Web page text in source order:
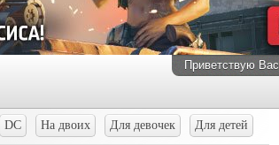
Приветствую Вас
DC На двоих Для девочек Для детей